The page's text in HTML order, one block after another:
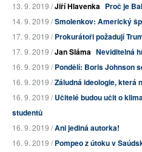
13. 9. 2019 /Jiří Hlavenka Proč je
14. 9. 2019 /Smolenkov: Americký
17. 9. 2019 /Prokurátoři požadují
17. 9. 2019 /Jan Sláma Neviditelná
16. 9. 2019 /Pondělí: Boris Johnson
16. 9. 2019 /Záludná ideologie, která
16. 9. 2019 /Učitelé budou učit o
studentů
16. 9. 2019 /Ani jediná autorka!
16. 9. 2019 /Pompeo z útoku v